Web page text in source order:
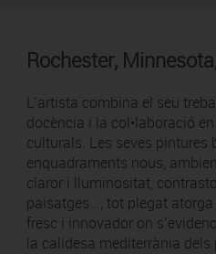
Rochester,
L’artista combina el seu
docència i la col•laboració
culturals. Les seves
enquadraments nous,
claror i lluminositat,
paisatges...; tot plegat
fresc i innovador on
la calidesa mediterrània